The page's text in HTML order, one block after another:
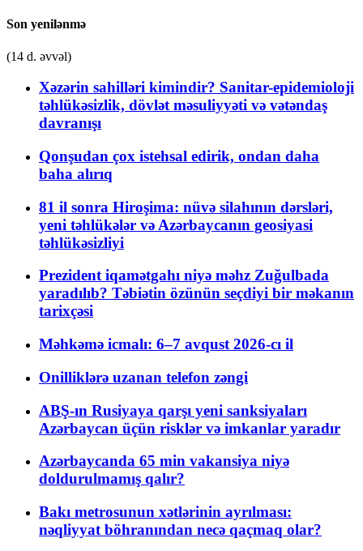
Son yenilənmə
(14 d. əvvəl)
Xəzərin sahilləri kimindir? Sanitar-epidemioloji
təhlükəsizlik, dövlət məsuliyyəti və vətəndaş
davranışı
Qonşudan çox istehsal edirik, ondan daha
baha alırıq
81 il sonra Hiroşima: nüvə silahının dərsləri,
yeni təhlükələr və Azərbaycanın geosiyasi
təhlükəsizliyi
Prezident iqamətgahı niyə məhz Zuğulbada
yaradılıb? Təbiətin özünün seçdiyi bir məkanın
tarixçəsi
Məhkəmə icmalı: 6–7 avqust 2026-cı il
Onilliklərə uzanan telefon zəngi
ABŞ-ın Rusiyaya qarşı yeni sanksiyaları
Azərbaycan üçün risklər və imkanlar yaradır
Azərbaycanda 65 min vakansiya niyə
doldurulmamış qalır?
Bakı metrosunun xətlərinin ayrılması:
nəqliyyat böhranından necə qaçmaq olar?